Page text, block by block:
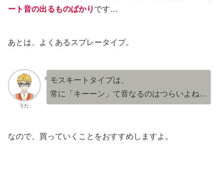
ート音の出るものばかり です…
あとは、よくあるスプレータイプ。
うた
モスキートタイプは、
常に「キーーン」て音なるのはつらいよね…
なので、買っていくことをおすすめしますよ。